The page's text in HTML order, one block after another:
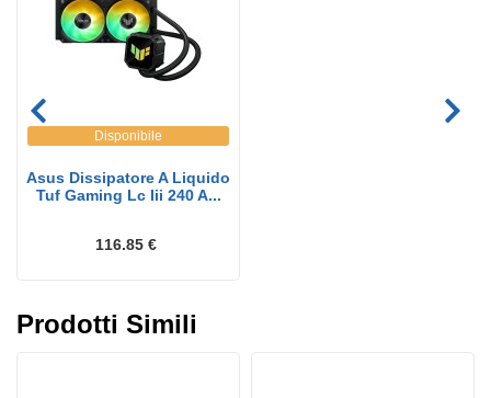
Disponibile
Asus Dissipatore A Liquido
Tuf Gaming Lc Iii 240 A...
116.85 €
Prodotti Simili